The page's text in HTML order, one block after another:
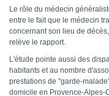
Le rôle du médecin
entre le fait que le médecin
concernant son lieu de
relève le rapport.
L'étude pointe aussi des
habitants et au nombre
prestations de "garde-
domicile en Provence-Alpes-